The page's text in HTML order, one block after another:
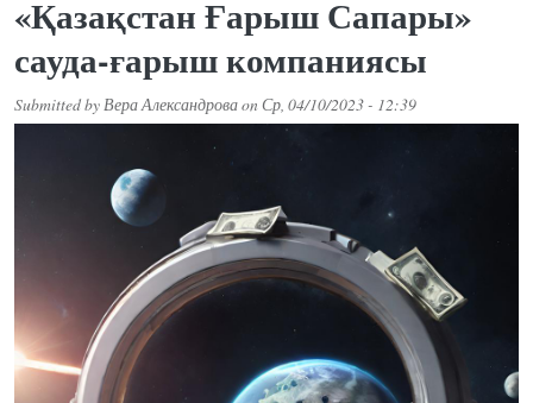
«Қазақстан Ғарыш Сапары»
сауда-ғарыш компаниясы
Submitted byВера АлександроваonСр, 04/10/2023 - 12:39